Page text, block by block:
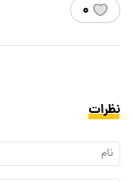
۰
نظرات